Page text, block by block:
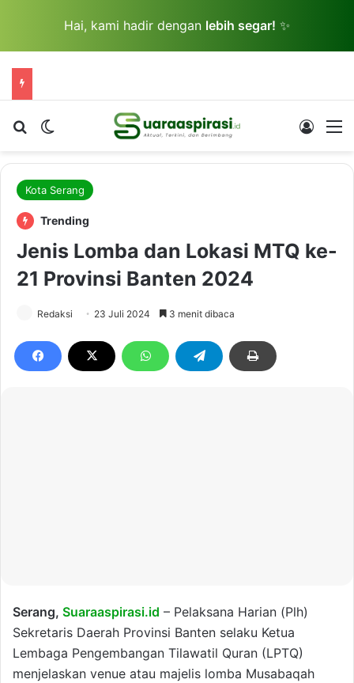
Hai, kami hadir dengan lebih segar! ✨
Cari berita...Switch skin Log In
Kota Serang
Trending
Jenis Lomba dan Lokasi MTQ ke-
21 Provinsi Banten 2024
Redaksi 23 Juli 2024 3 menit dibaca
Serang, Suaraaspirasi.id – Pelaksana Harian (Plh)
Sekretaris Daerah Provinsi Banten selaku Ketua
Lembaga Pengembangan Tilawatil Quran (LPTQ)
menjelaskan venue atau majelis lomba Musabaqah